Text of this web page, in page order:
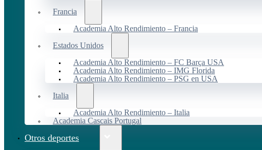
Francia
Academia Alto Rendimiento – Francia
Estados Unidos
Academia Alto Rendimiento – FC Barça USA
Academia Alto Rendimiento – IMG Florida
Academia Alto Rendimiento – PSG en USA
Italia
Academia Alto Rendimiento – Italia
Academia Cascais Portugal
Otros deportes